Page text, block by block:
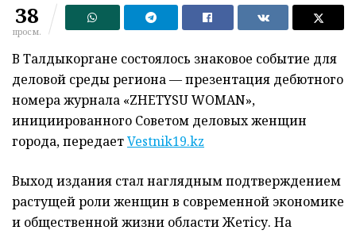
38
просм.
В Талдыкоргане состоялось знаковое событие для
деловой среды региона — презентация дебютного
номера журнала «ZHETYSU WOMAN»,
инициированного Советом деловых женщин
города, передаетVestnik19.kz
Выход издания стал наглядным подтверждением
растущей роли женщин в современной экономике
и общественной жизни области Жетісу. На